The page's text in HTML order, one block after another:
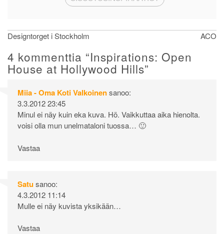
Artikkelien
selaus
Designtorget i Stockholm ACO
4 kommenttia “Inspirations: Open
House at Hollywood Hills”
Miia - Oma Koti Valkoinensanoo:
3.3.2012 23:45
Minul ei näy kuin eka kuva. Hö. Vaikkuttaa aika hienolta.
voisi olla mun unelmataloni tuossa… 🙂
Vastaa
Satusanoo:
4.3.2012 11:14
Mulle ei näy kuvista yksikään…
Vastaa